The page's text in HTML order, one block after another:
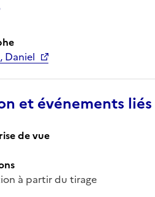
Daniel
et événements liés
de vue
à partir du tirage